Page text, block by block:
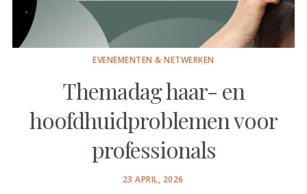
EVENEMENTEN & NETWERKEN
Themadag haar- en
hoofdhuidproblemen voor
professionals
POSTED
23 APRIL, 2026